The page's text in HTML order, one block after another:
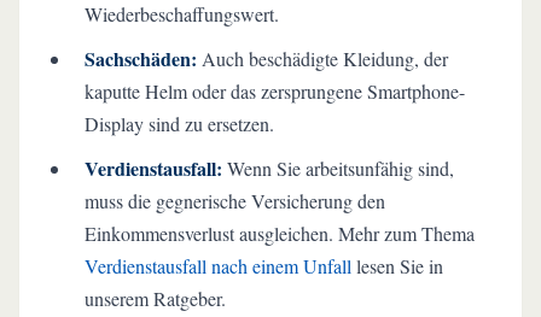
Wiederbeschaffungswert.
Sachschäden: Auch beschädigte Kleidung, der
kaputte Helm oder das zersprungene Smartphone-
Display sind zu ersetzen.
Verdienstausfall: Wenn Sie arbeitsunfähig sind,
muss die gegnerische Versicherung den
Einkommensverlust ausgleichen. Mehr zum Thema
Verdienstausfall nach einem Unfall lesen Sie in
unserem Ratgeber.